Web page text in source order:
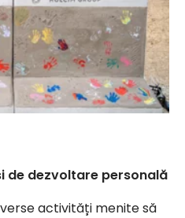
de dezvoltare personală
activități menite să